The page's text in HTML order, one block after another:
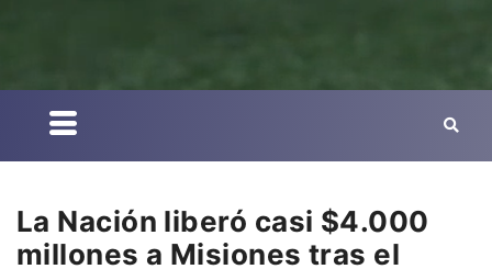
La Nación liberó casi $4.000
millones a Misiones tras el